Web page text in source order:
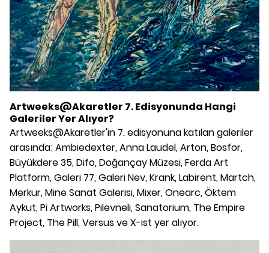
Artweeks@Akaretler 7. Edisyonunda Hangi
Galeriler Yer Alıyor?
Artweeks@Akaretler'in 7. edisyonuna katılan galeriler
arasında; Ambiedexter, Anna Laudel, Arton, Bosfor,
Büyükdere 35, Difo, Doğançay Müzesi, Ferda Art
Platform, Galeri 77, Galeri Nev, Krank, Labirent, Martch,
Merkur, Mine Sanat Galerisi, Mixer, Onearc, Öktem
Aykut, Pi Artworks, Pilevneli, Sanatorium, The Empire
Project, The Pill, Versus ve X-ist yer alıyor.